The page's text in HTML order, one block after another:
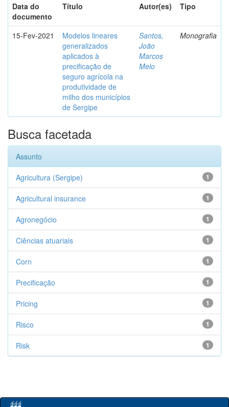
Data do
documento
Título Autor(es) Tipo
15-Fev-2021
Modelos lineares
generalizados
aplicados à
precificação de
seguro agrícola na
produtividade de
milho dos municípios
de Sergipe
Santos,
João
Marcos
Melo
Monografia
Busca facetada
Assunto
1
Agricultura (Sergipe)
1
Agricultural insurance
1
Agronegócio
1
Ciências atuariais
1
Corn
1
Precificação
1
Pricing
1
Risco
1
Risk